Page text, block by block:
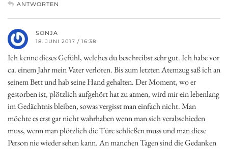
ANTWORTEN
SONJA
18. JUNI 2017 / 16:38
Ich kenne dieses Gefühl, welches du beschreibst sehr gut. Ich habe vor
ca. einem Jahr mein Vater verloren. Bis zum letzten Atemzug saß ich an
seinem Bett und hab seine Hand gehalten. Der Moment, wo er
gestorben ist, plötzlich aufgehört hat zu atmen, wird mir ein lebenlang
im Gedächtnis bleiben, sowas vergisst man einfach nicht. Man
möchte es erst gar nicht wahrhaben wenn man sich verabschieden
muss, wenn man plötzlich die Türe schließen muss und man diese
Person nie wieder sehen kann. An manchen Tagen sind die Gedanken